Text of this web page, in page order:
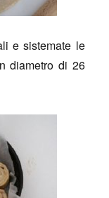
e sistemate le
diametro di 26